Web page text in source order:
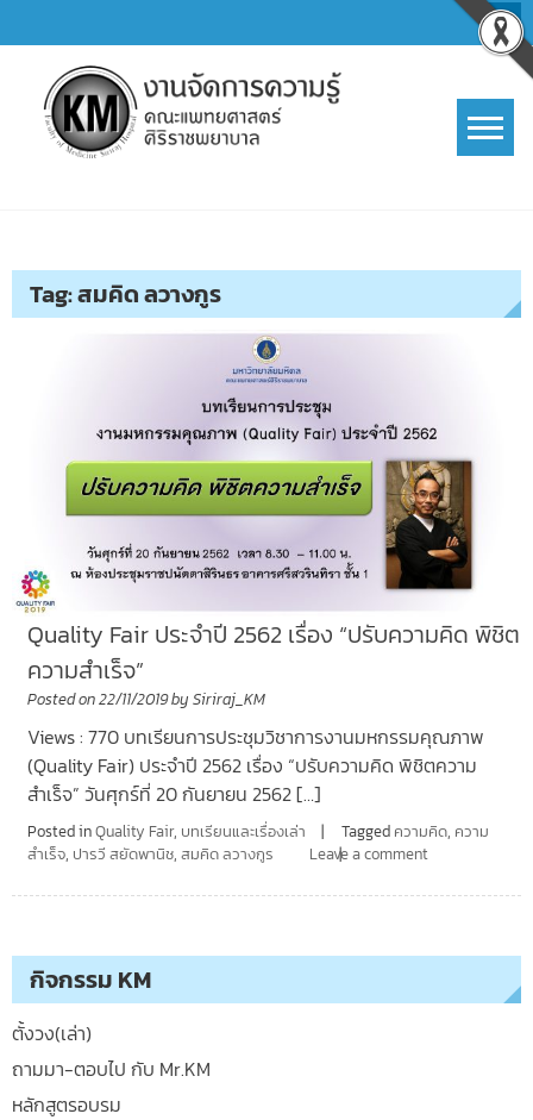
to
content
Tag:สมคิด ลวางกูร
Quality Fair ประจำปี 2562 เรื่อง “ปรับความคิด พิชิต
ความสำเร็จ”
Posted on22/11/2019by Siriraj_KM
Views : 770 บทเรียนการประชุมวิชาการงานมหกรรมคุณภาพ
(Quality Fair) ประจำปี 2562 เรื่อง “ปรับความคิด พิชิตความ
สำเร็จ” วันศุกร์ที่ 20 กันยายน 2562 […]
Posted inQuality Fair, บทเรียนและเรื่องเล่า Tagged ความคิด, ความ
สำเร็จ, ปารวี สยัดพานิช, สมคิด ลวางกูร Leave a comment
กิจกรรม KM
ตั้งวง(เล่า)
ถามมา-ตอบไป กับ Mr.KM
หลักสูตรอบรม